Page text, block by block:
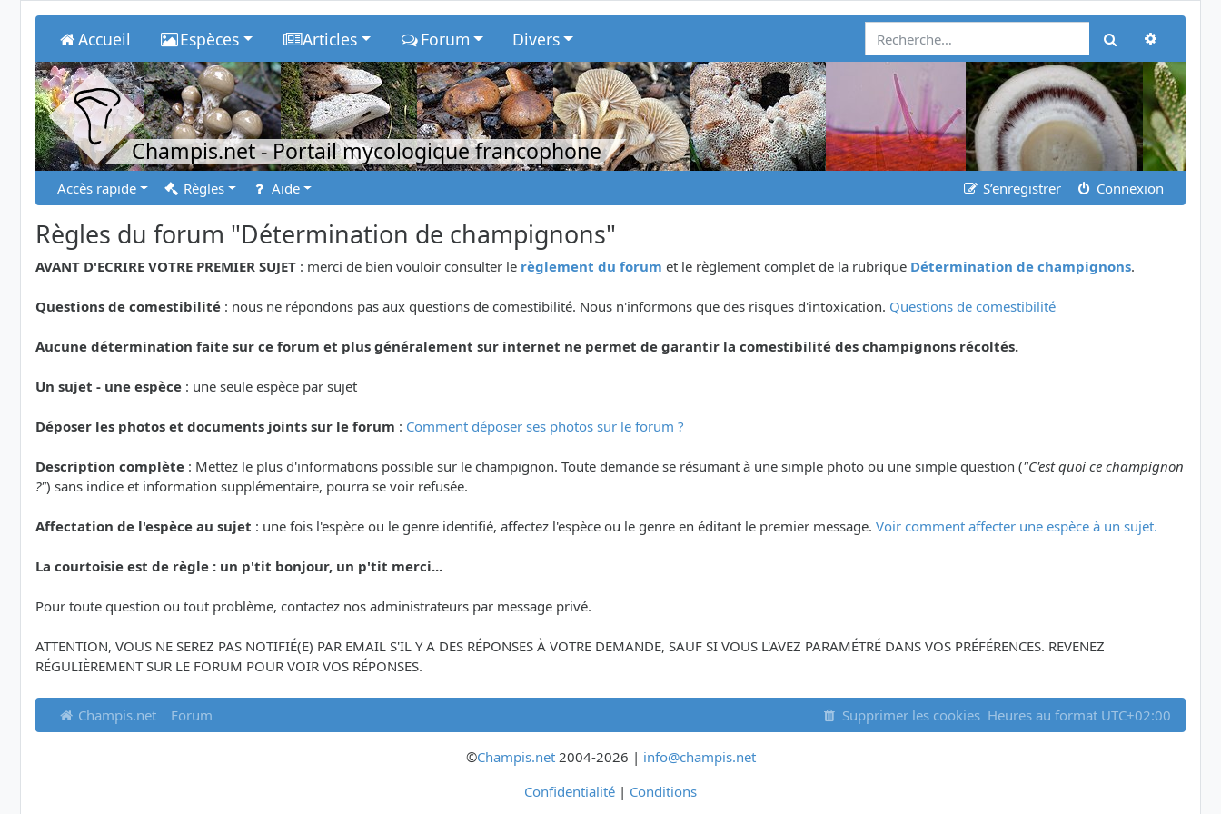
Accueil Espèces Articles Forum Divers Rechercher
Champis.net- Portail mycologique francophone
Accès rapide Règles Aide S’enregistrer Connexion
Règles du forum "Détermination de champignons"
AVANT D'ECRIRE VOTRE PREMIER SUJET : merci de bien vouloir consulter le règlement du forum et le règlement complet de la rubrique Détermination de champignons.
Questions de comestibilité : nous ne répondons pas aux questions de comestibilité. Nous n'informons que des risques d'intoxication. Questions de comestibilité
Aucune détermination faite sur ce forum et plus généralement sur internet ne permet de garantir la comestibilité des champignons récoltés.
Un sujet - une espèce : une seule espèce par sujet
Déposer les photos et documents joints sur le forum : Comment déposer ses photos sur le forum ?
Description complète : Mettez le plus d'informations possible sur le champignon. Toute demande se résumant à une simple photo ou une simple question ("C'est quoi ce champignon
?") sans indice et information supplémentaire, pourra se voir refusée.
Affectation de l'espèce au sujet : une fois l'espèce ou le genre identifié, affectez l'espèce ou le genre en éditant le premier message. Voir comment affecter une espèce à un sujet.
La courtoisie est de règle : un p'tit bonjour, un p'tit merci...
Pour toute question ou tout problème, contactez nos administrateurs par message privé.
ATTENTION, VOUS NE SEREZ PAS NOTIFIÉ(E) PAR EMAIL S'IL Y A DES RÉPONSES À VOTRE DEMANDE, SAUF SI VOUS L'AVEZ PARAMÉTRÉ DANS VOS PRÉFÉRENCES. REVENEZ
RÉGULIÈREMENT SUR LE FORUM POUR VOIR VOS RÉPONSES.
Champis.net Forum Supprimer les cookies Heures au format UTC+02:00
©Champis.net2004-2026 | info@champis.net
Confidentialité | Conditions